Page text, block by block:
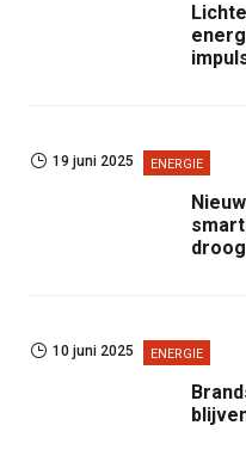
19 juni 2025 ENERGIE
10 juni 2025 ENERGIE